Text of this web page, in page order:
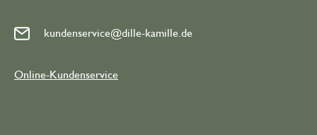
kundenservice@dille-kamille.de
Online-Kundenservice